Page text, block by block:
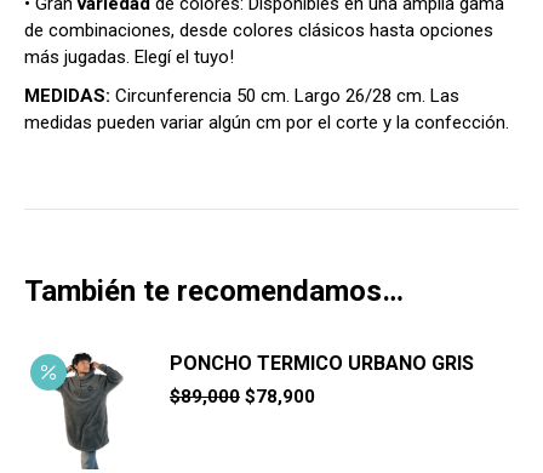
de combinaciones, desde colores clásicos hasta opciones
más jugadas. Elegí el tuyo!
MEDIDAS: Circunferencia 50 cm. Largo 26/28 cm. Las
medidas pueden variar algún cm por el corte y la confección.
También te recomendamos…
PONCHO TERMICO URBANO GRIS
$89,000 El
$78,900El